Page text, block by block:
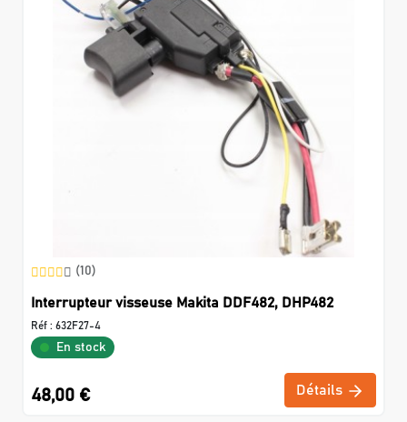
(10)
Interrupteur visseuse Makita DDF482, DHP482
Réf : 632F27-4
En stock
48,00 € Détails